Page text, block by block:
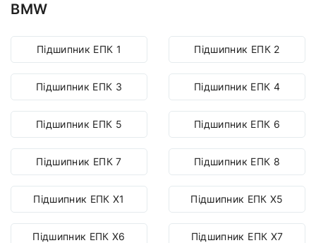
BMW
Підшипник ЕПК 1 Підшипник ЕПК 2
Підшипник ЕПК 3 Підшипник ЕПК 4
Підшипник ЕПК 5 Підшипник ЕПК 6
Підшипник ЕПК 7 Підшипник ЕПК 8
Підшипник ЕПК X1 Підшипник ЕПК X5
Підшипник ЕПК X6 Підшипник ЕПК X7